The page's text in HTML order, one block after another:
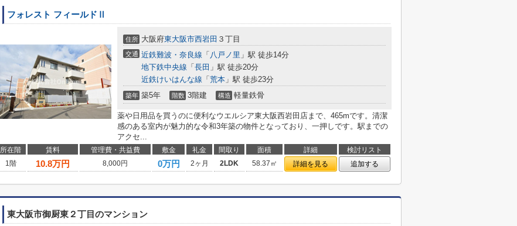
フォレスト フィールドⅡ
住所 大阪府東大阪市西岩田 ３丁目
交通 近鉄難波・奈良線 「 八戸ノ里 」駅 徒歩14分
地下鉄中央線 「 長田 」駅 徒歩20分
近鉄けいはんな線 「 荒本 」駅 徒歩23分
築年 築5年 階数 3階建 構造 軽量鉄骨
薬や日用品を買うのに便利なウエルシア東大阪西岩田店まで、465mです。清潔
感のある室内が魅力的な令和3年築の物件となっており、一押しです。駅までの
アクセ...
所在階 賃料 管理費・共益費 敷金 礼金 間取り 面積 詳細
検討リスト
1階
10.8万円 8,000円 0万円 2ヶ月 2LDK 58.37㎡ 詳細を見る 追加する
東大阪市御厨東２丁目のマンション